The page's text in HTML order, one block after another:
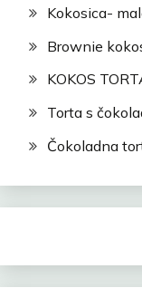
Kokosica-
Brownie
KOKOS
Torta s
Čokoladna